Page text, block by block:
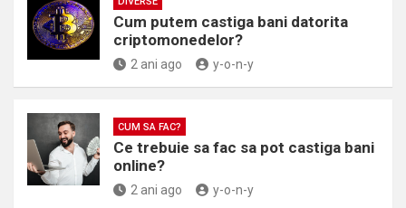
Cum putem castiga bani datorita
criptomonedelor?
2 ani ago y-o-n-y
CUM SA FAC?
Ce trebuie sa fac sa pot castiga bani
online?
2 ani ago y-o-n-y